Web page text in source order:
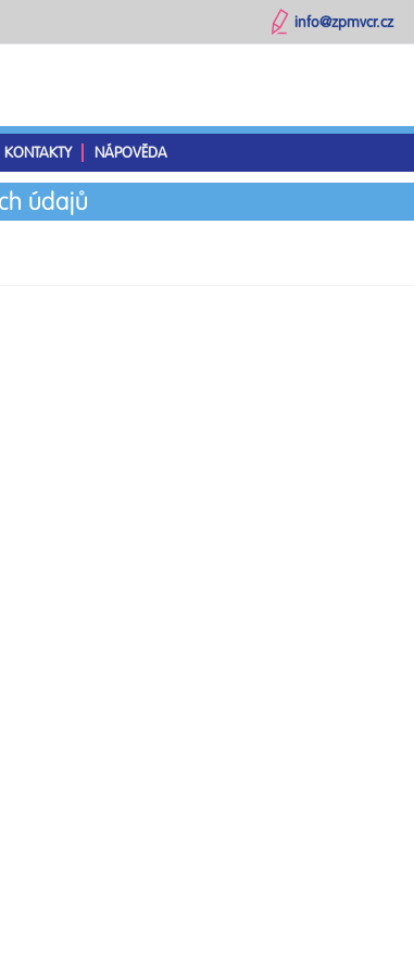
info@zpmvcr.cz
KONTAKTY NÁPOVĚDA
údajů